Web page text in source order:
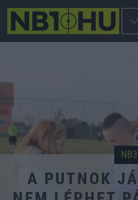
NB3
A PUTNOK